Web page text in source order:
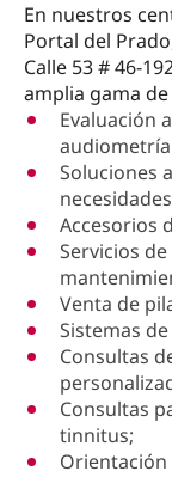
En nuestros
Portal del
Calle 53 # 46-
amplia gama
Evaluación
Soluciones
Accesorios
Servicios
Venta de
Sistemas
Consultas
Consultas
tinnitus;
Orientación